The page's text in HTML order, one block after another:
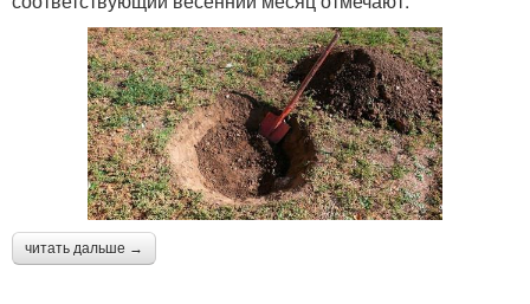
читать дальше →